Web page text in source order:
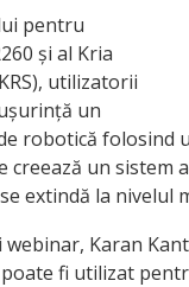
pentru
și al Kria
utilizatorii
un
robotică folosind
creează un
extindă la nivelul
Karan
fi utilizat